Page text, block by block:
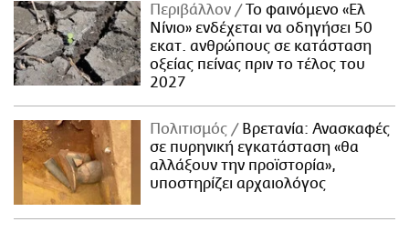
Περιβάλλον
Το φαινόμενο «Ελ
Νίνιο» ενδέχεται να οδηγήσει 50
εκατ. ανθρώπους σε κατάσταση
οξείας πείνας πριν το τέλος του
2027
Πολιτισμός
Βρετανία: Ανασκαφές
σε πυρηνική εγκατάσταση «θα
αλλάξουν την προϊστορία»,
υποστηρίζει αρχαιολόγος